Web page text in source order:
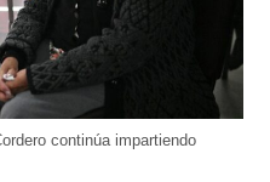
continúa impartiendo